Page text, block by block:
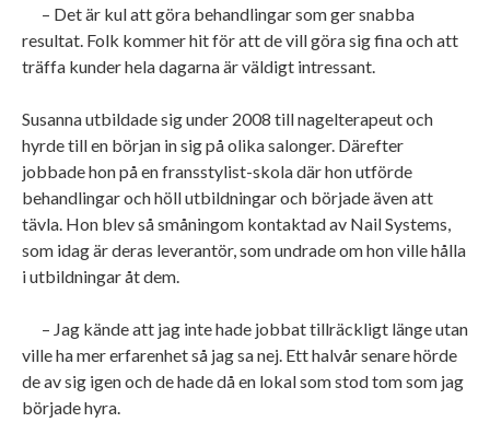
– Det är kul att göra behandlingar som ger snabba
resultat. Folk kommer hit för att de vill göra sig fina och att
träffa kunder hela dagarna är väldigt intressant.
Susanna utbildade sig under 2008 till nagelterapeut och
hyrde till en början in sig på olika salonger. Därefter
jobbade hon på en fransstylist-skola där hon utförde
behandlingar och höll utbildningar och började även att
tävla. Hon blev så småningom kontaktad av Nail Systems,
som idag är deras leverantör, som undrade om hon ville hålla
i utbildningar åt dem.
– Jag kände att jag inte hade jobbat tillräckligt länge utan
ville ha mer erfarenhet så jag sa nej. Ett halvår senare hörde
de av sig igen och de hade då en lokal som stod tom som jag
började hyra.